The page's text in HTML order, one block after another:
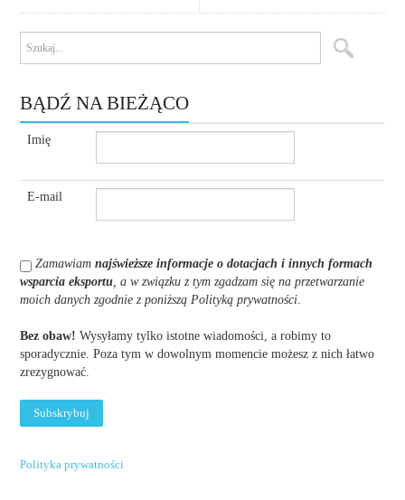
BĄDŹ NA BIEŻĄCO
Imię
E-mail
Zamawiamnajświeższe informacje o dotacjach i innych formach
wsparcia eksportu , a w związku z tym zgadzam się na przetwarzanie
moich danych zgodnie z poniższą Polityką prywatności
Bez obaw! Wysyłamy tylko istotne wiadomości, a robimy to
sporadycznie. Poza tym w dowolnym momencie możesz z nich łatwo
zrezygnować.
Polityka prywatności